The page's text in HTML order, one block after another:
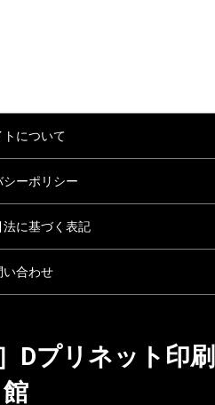
トについて
シーポリシー
法に基づく表記
い合わせ
Dプリネット印刷
館